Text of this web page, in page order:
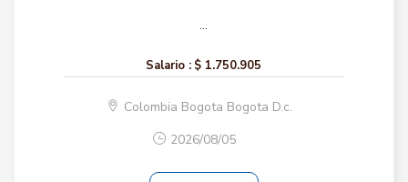
...
Salario : $ 1.750.905
Colombia Bogota Bogota D.c.
2026/08/05